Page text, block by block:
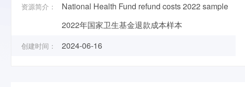
资源简介：
National Health Fund refund costs 2022 sample
2022年国家卫生基金退款成本样本
创建时间： 2024-06-16